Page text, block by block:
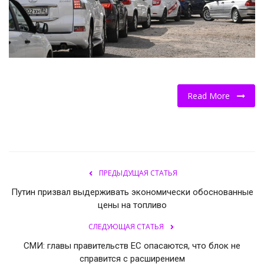
НОВОСТИ КОЛЛЕДЖ TV
КОЛЛЕДЖ ДЕНЬ ЗА ДНЕМ
РОССИЙСКИЕ КАНАЛЫ
ПРОФЕССИОНАЛИТЕТ
Read More
ПРЕДЫДУЩАЯ СТАТЬЯ
Путин призвал выдерживать экономически обоснованные
цены на топливо
СЛЕДУЮЩАЯ СТАТЬЯ
СМИ: главы правительств ЕС опасаются, что блок не
справится с расширением